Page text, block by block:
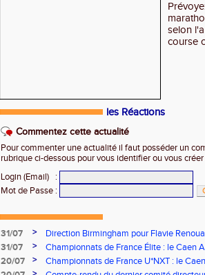
selon
course
les Réactions
Commentez cette actualité
Pour commenter une actualité il faut posséder un
rubrique ci-dessous pour vous identifier ou vous
Login (Email)
:
Mot de Passe :
31/07 >
Direction Birmingham pour Flavie
31/07
>
Championnats de France Élite : le Caen
vous à Albi !
20/07 >
Championnats de France U*NXT : le
Stade Charléty !